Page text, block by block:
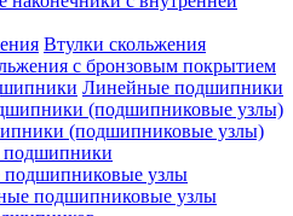
Втулки скольжения
с бронзовым покрытием
Линейные подшипники
(подшипниковые узлы)
подшипники
узлы
подшипниковые узлы